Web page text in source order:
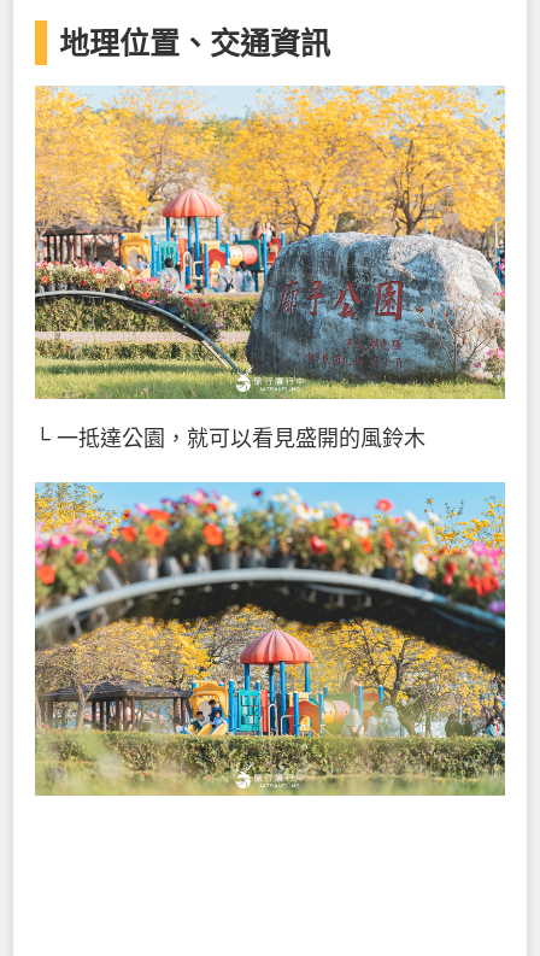
地理位置、交通資訊
└ 一抵達公園，就可以看見盛開的風鈴木